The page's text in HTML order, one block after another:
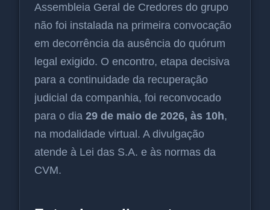
Assembleia Geral de Credores do grupo
não foi instalada na primeira convocação
em decorrência da ausência do quórum
legal exigido. O encontro, etapa decisiva
para a continuidade da recuperação
judicial da companhia, foi reconvocado
para o dia 29 de maio de 2026, às 10h,
na modalidade virtual. A divulgação
atende à Lei das S.A. e às normas da
CVM.